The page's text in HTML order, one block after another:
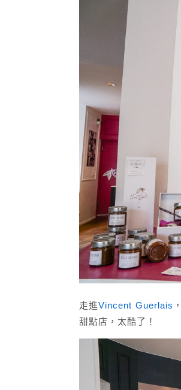
走進Vincent Guerlais
甜點店，太酷了！